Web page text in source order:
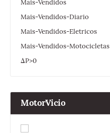
Mais-Vendidos
Mais-Vendidos-Diario
Mais-Vendidos-Eletricos
Mais-Vendidos-Motocicletas
ΔP>0
MotorVicio